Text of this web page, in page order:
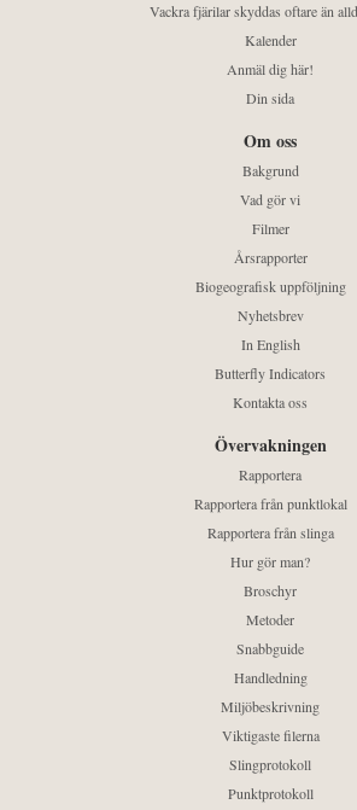
Vackra fjärilar skyddas oftare än
Kalender
Anmäl dig här!
Din sida
Om oss
Bakgrund
Vad gör vi
Filmer
Årsrapporter
Biogeografisk uppföljning
Nyhetsbrev
In English
Butterfly Indicators
Kontakta oss
Övervakningen
Rapportera
Rapportera från punktlokal
Rapportera från slinga
Hur gör man?
Broschyr
Metoder
Snabbguide
Handledning
Miljöbeskrivning
Viktigaste filerna
Slingprotokoll
Punktprotokoll